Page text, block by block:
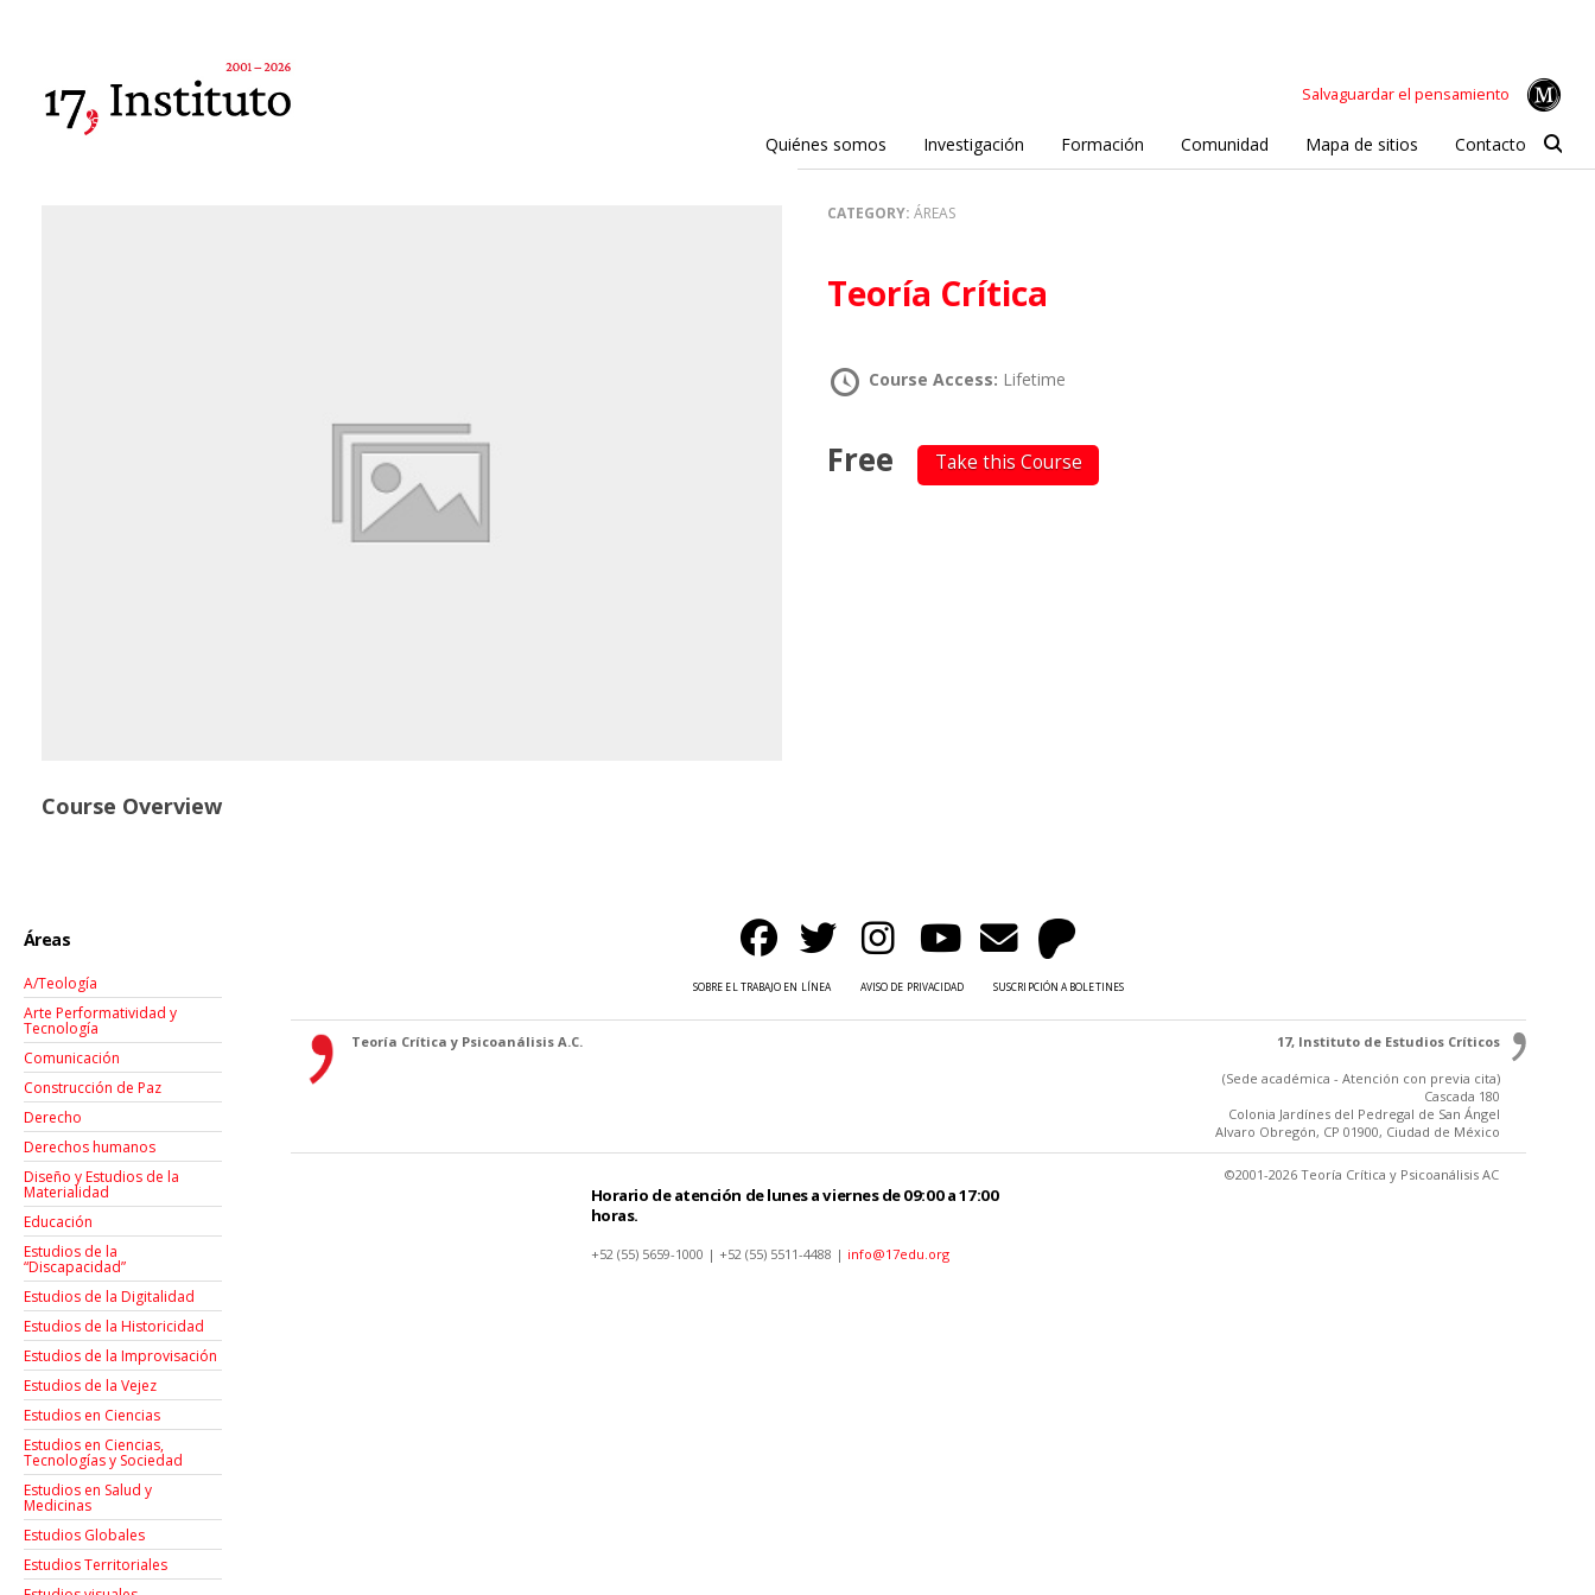
Salvaguardar el pensamiento
Quiénes somos Investigación Formación Comunidad Mapa de sitios Contacto
CATEGORY:ÁREAS
Teoría Crítica
Course Access: Lifetime
Free Take this Course
Course Overview
Áreas
A/Teología
Arte Performatividad y
Tecnología
Comunicación
Construcción de Paz
Derecho
Derechos humanos
Diseño y Estudios de la
Materialidad
Educación
Estudios de la
“Discapacidad”
Estudios de la Digitalidad
Estudios de la Historicidad
Estudios de la Improvisación
Estudios de la Vejez
Estudios en Ciencias
Estudios en Ciencias,
Tecnologías y Sociedad
Estudios en Salud y
Medicinas
Estudios Globales
Estudios Territoriales
SOBRE EL TRABAJO EN LÍNEA AVISO DE PRIVACIDAD SUSCRIPCIÓN A BOLETINES
Teoría Crítica y Psicoanálisis A.C. 17, Instituto de Estudios Críticos
(Sede académica - Atención con previa cita)
Cascada 180
Colonia Jardínes del Pedregal de San Ángel
Alvaro Obregón, CP 01900, Ciudad de México
Horario de atención de lunes a viernes de 09:00 a 17:00
horas.
+52 (55) 5659-1000 | +52 (55) 5511-4488 | info@17edu.org
©2001-2026 Teoría Crítica y Psicoanálisis AC